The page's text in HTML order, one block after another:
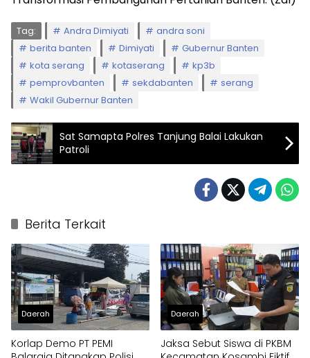
Tag: Andra Dimiyati
andra soni
berita banten
Dimiyati
Gubernur Banten
kota serang
kotaserang
kp3b
pemprovbanten
sekdabanten
serang
Wakil Gubernur Banten
Sat Samapta Polres Tanjung Balai Lakukan
Patroli
Berita Terkait
Daerah
Korlap Demo PT PEMI
Daerah
Jaksa Sebut Siswa di PKBM